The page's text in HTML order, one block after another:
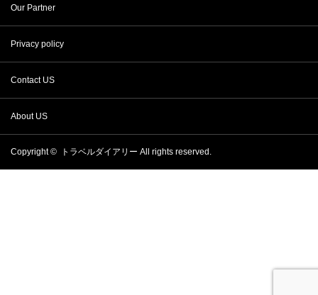
Our Partner
Privacy policy
Contact US
About US
Copyright © トラベルダイアリー All rights reserved.